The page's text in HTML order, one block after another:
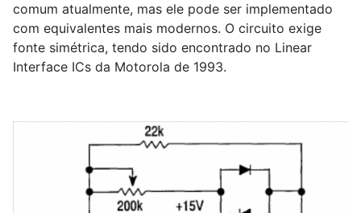
comum atualmente, mas ele pode ser implementado
com equivalentes mais modernos. O circuito exige
fonte simétrica, tendo sido encontrado no Linear
Interface ICs da Motorola de 1993.